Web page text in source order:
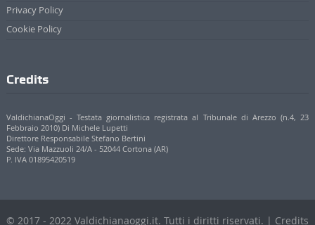
Privacy Policy
Cookie Policy
Credits
ValdichianaOggi - Testata giornalistica registrata al Tribunale di Arezzo (n.4, 23
Febbraio 2010) Di Michele Lupetti
Direttore Responsabile Stefano Bertini
Sede: Via Mazzuoli 24/A - 52044 Cortona (AR)
P. IVA 01895420519
© 2017 - 2022 Valdichianaoggi.it. Tutti i diritti riservati. | Credits